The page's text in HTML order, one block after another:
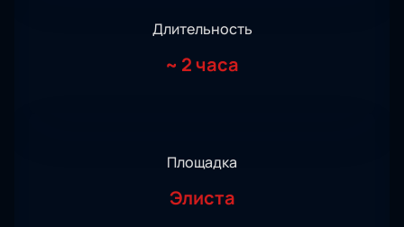
Длительность
~ 2 часа
Площадка
Элиста